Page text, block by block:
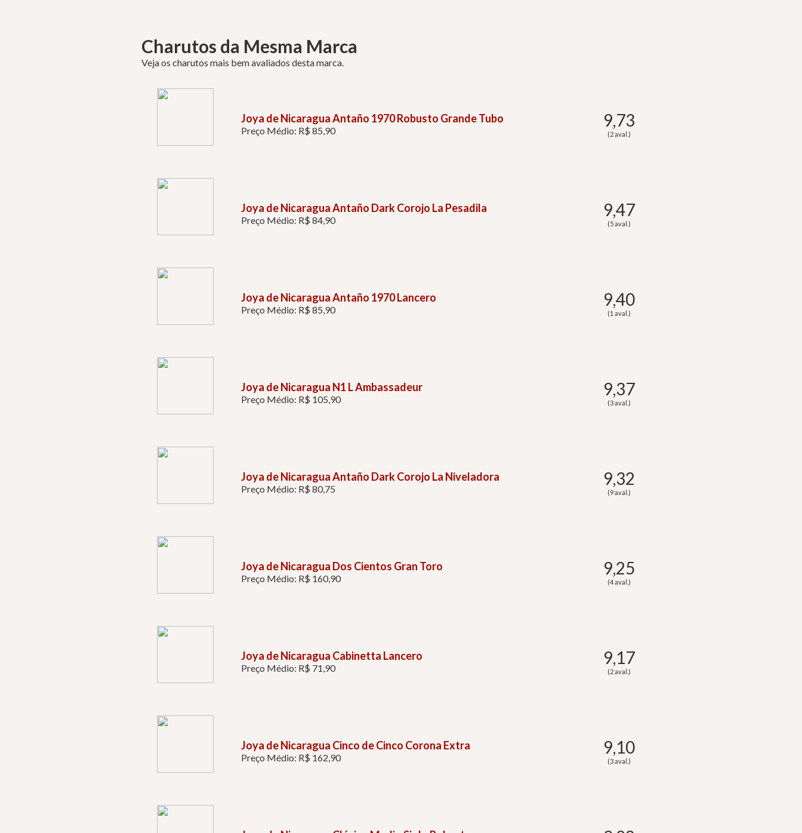
Charutos da Mesma Marca
Veja os charutos mais bem avaliados desta marca.
Joya de Nicaragua Antaño 1970 Robusto Grande Tubo
Preço Médio: R$ 85,90
9,73
(2 aval.)
Joya de Nicaragua Antaño Dark Corojo La Pesadila
Preço Médio: R$ 84,90
9,47
(5 aval.)
Joya de Nicaragua Antaño 1970 Lancero
Preço Médio: R$ 85,90
9,40
(1 aval.)
Joya de Nicaragua N1 L Ambassadeur
Preço Médio: R$ 105,90
9,37
(3 aval.)
Joya de Nicaragua Antaño Dark Corojo La Niveladora
Preço Médio: R$ 80,75
9,32
(9 aval.)
Joya de Nicaragua Dos Cientos Gran Toro
Preço Médio: R$ 160,90
9,25
(4 aval.)
Joya de Nicaragua Cabinetta Lancero
Preço Médio: R$ 71,90
9,17
(2 aval.)
Joya de Nicaragua Cinco de Cinco Corona Extra
Preço Médio: R$ 162,90
9,10
(3 aval.)